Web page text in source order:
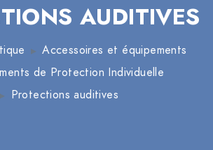
AUDITIVES
Accessoires et équipements
de Protection Individuelle
Protections auditives